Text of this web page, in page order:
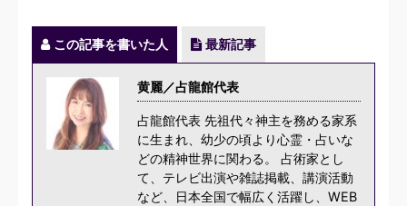
この記事を書いた人 最新記事
黄麗／占龍館代表
占龍館代表 先祖代々神主を務める家系
に生まれ、幼少の頃より心霊・占いな
どの精神世界に関わる。 占術家とし
て、テレビ出演や雑誌掲載、講演活動
など、日本全国で幅広く活躍し、WEB